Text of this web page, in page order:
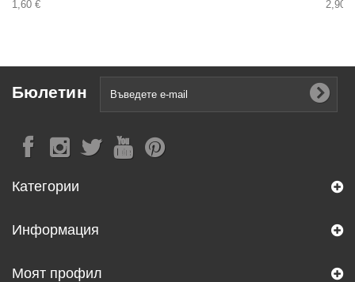
1,60 € 2,90 €
Бюлетин
Категории
Информация
Моят профил